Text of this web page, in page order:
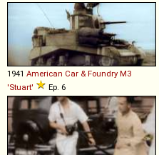
1941 American Car & Foundry M3
'Stuart'
Ep. 6